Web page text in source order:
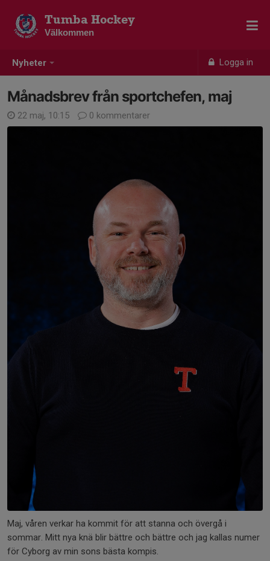
Nyheter Logga in
Tumba Hockey
Välkommen
Månadsbrev från sportchefen, maj
22 maj, 10:15 0 kommentarer
Maj, våren verkar ha kommit för att stanna och övergå i
sommar. Mitt nya knä blir bättre och bättre och jag kallas numer
för Cyborg av min sons bästa kompis.